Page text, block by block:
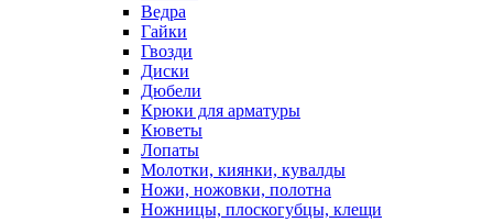
Ведра
Гайки
Гвозди
Диски
Дюбели
Крюки для арматуры
Кюветы
Лопаты
Молотки, киянки, кувалды
Ножи, ножовки, полотна
Ножницы, плоскогубцы, клещи